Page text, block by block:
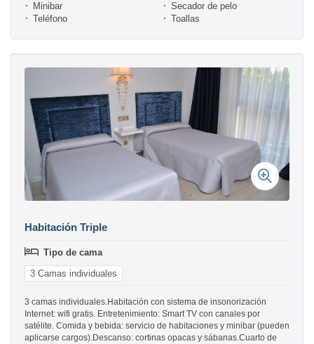
Minibar
Secador de pelo
Teléfono
Toallas
Habitación Triple
Tipo de cama
3 Camas individuales
3 camas individuales.Habitación con sistema de insonorización
Internet: wifi gratis. Entretenimiento: Smart TV con canales por
satélite. Comida y bebida: servicio de habitaciones y minibar (pueden
aplicarse cargos).Descanso: cortinas opacas y sábanas.Cuarto de